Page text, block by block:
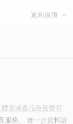
返回頁頂
體香港產品免責聲明
服務。 進一步資料請